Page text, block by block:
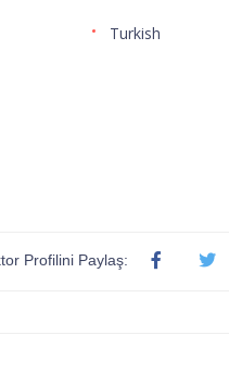
Turkish
Profilini Paylaş: